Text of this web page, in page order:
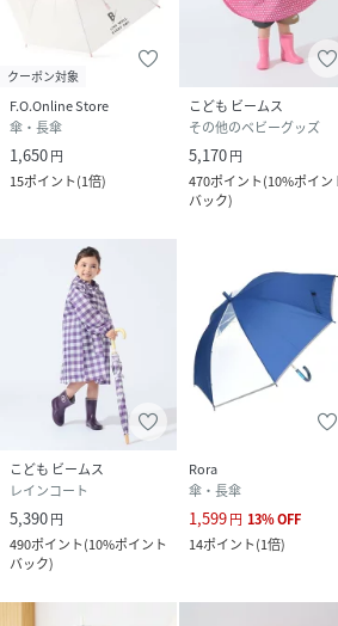
クーポン対象
F.O.Online Store
傘・長傘
1,650円
15ポイント(1倍)
こども ビームス
その他のベビーグッズ
5,170円
470ポイント(10%ポイン
バック)
こども ビームス
レインコート
5,390円
490ポイント(10%ポイント
バック)
Rora
傘・長傘
1,599円 13%OFF
14ポイント(1倍)